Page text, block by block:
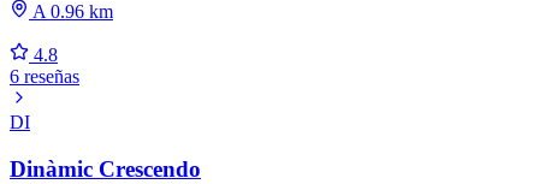
A 0.96 km
4.8
6 reseñas
DI
Dinàmic Crescendo